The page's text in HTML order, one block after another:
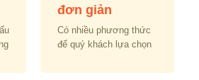
đơn giản
Có nhiều phương thức
để quý khách lựa chọn